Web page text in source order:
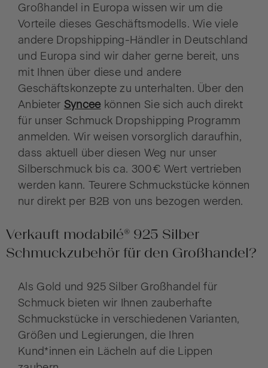
Großhandel in Europa wissen wir um die
Vorteile dieses Geschäftsmodells. Wie viele
andere Dropshipping-Händler in Deutschland
und Europa sind wir daher gerne bereit, uns
mit Ihnen über diese und andere
Geschäftskonzepte zu unterhalten. Über den
Anbieter Synceekönnen Sie sich auch direkt
für unser Schmuck Dropshipping Programm
anmelden. Wir weisen vorsorglich daraufhin,
dass aktuell über diesen Weg nur unser
Silberschmuck bis ca. 300€ Wert vertrieben
werden kann. Teurere Schmuckstücke können
nur direkt per B2B von uns bezogen werden.
Verkauft modabilé® 925 Silber
Schmuckzubehör für den Großhandel?
Als Gold und 925 Silber Großhandel für
Schmuck bieten wir Ihnen zauberhafte
Schmuckstücke in verschiedenen Varianten,
Größen und Legierungen, die Ihren
Kund*innen ein Lächeln auf die Lippen